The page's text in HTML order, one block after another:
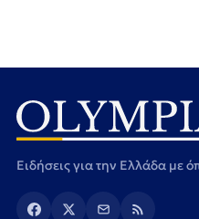
Ειδήσεις για την Ελλάδα με